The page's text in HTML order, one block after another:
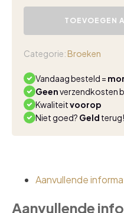
Mi
broek
bonded
latte
aantal
TOEVOEGEN
Categorie: Broeken
Vandaag besteld =
Geenverzendkosten
Kwaliteitvoorop
Niet goed? Geld terug!
Aanvullende
Aanvullende